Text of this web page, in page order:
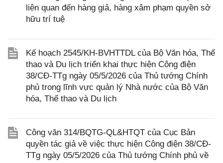
liên quan đến hàng giả, hàng xâm phạm quyền sở
hữu trí tuệ
Kế hoạch 2545/KH-BVHTTDL của Bộ Văn hóa, Thể
thao và Du lịch triển khai thực hiện Công điện
38/CĐ-TTg ngày 05/5/2026 của Thủ tướng Chính
phủ trong lĩnh vực quản lý Nhà nước của Bộ Văn
hóa, Thể thao và Du lịch
Công văn 314/BQTG-QL&HTQT của Cục Bản
quyền tác giả về việc thực hiện Công điện 38/CĐ-
TTg ngày 05/5/2026 của Thủ tướng Chính phủ về